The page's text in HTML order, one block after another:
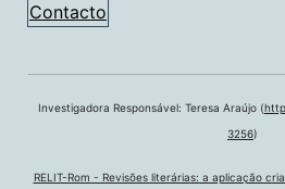
Contacto
Investigadora Responsável: Teresa Araújo (
3256)
RELIT-Rom - Revisões literárias: a aplicação